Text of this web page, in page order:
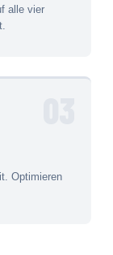
alle vier
Optimieren